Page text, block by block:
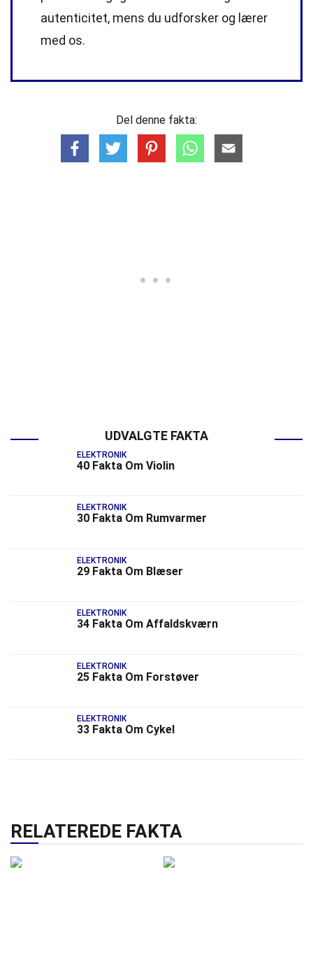
autenticitet, mens du udforsker og lærer
med os.
Del denne fakta:
UDVALGTE FAKTA
ELEKTRONIK
40 Fakta Om Violin
ELEKTRONIK
30 Fakta Om Rumvarmer
ELEKTRONIK
29 Fakta Om Blæser
ELEKTRONIK
34 Fakta Om Affaldskværn
ELEKTRONIK
25 Fakta Om Forstøver
ELEKTRONIK
33 Fakta Om Cykel
RELATEREDE FAKTA